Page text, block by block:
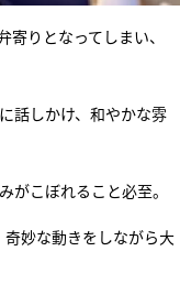
りとなってしまい、
話しかけ、和やかな雰
こぼれること必至。
妙な動きをしながら大